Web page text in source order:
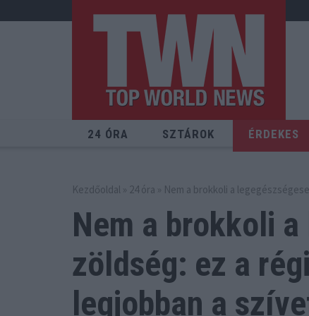
24 ÓRA SZTÁROK ÉRDEKES
Kezdőoldal » 24 óra » Nem a brokkoli a
Nem a brokkoli
zöldség: ez a
legjobban a